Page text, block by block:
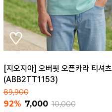
[지오지아] 오버핏 오픈카라 티셔츠
(ABB2TT1153)
89,900
92% 7,000 10,000